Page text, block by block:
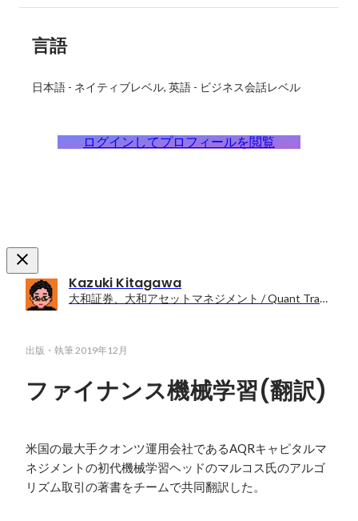
言語
日本語 - ネイティブレベル 英語 - ビジネス会話レベル
ログインしてプロフィールを閲覧
Kazuki Kitagawa
大和証券、大和アセットマネジメント / Quant Trader / Quant Portfolio Manager
出版・執筆2019年12月
ファイナンス機械学習(翻訳)
米国の最大手クオンツ運用会社であるAQRキャピタルマ
ネジメントの初代機械学習ヘッドのマルコス氏のアルゴ
リズム取引の著書をチームで共同翻訳した。